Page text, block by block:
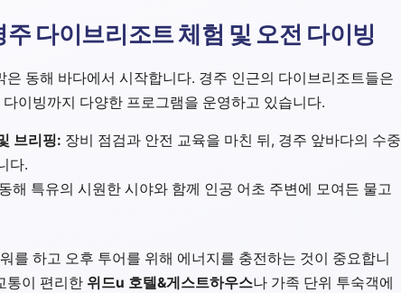
주 다이브리조트 체험 및 오전 다이빙
동해 바다에서 시작합니다. 경주 인근의 다이브리조트들은
이빙까지 다양한 프로그램을 운영하고 있습니다.
브리핑: 장비 점검과 안전 교육을 마친 뒤, 경주 앞바다의 수중
다.
동해 특유의 시원한 시야와 함께 인공 어초 주변에 모여든 물고
를 하고 오후 투어를 위해 에너지를 충전하는 것이 중요합니
통이 편리한 위드u 호텔&게스트하우스나 가족 단위 투숙객에